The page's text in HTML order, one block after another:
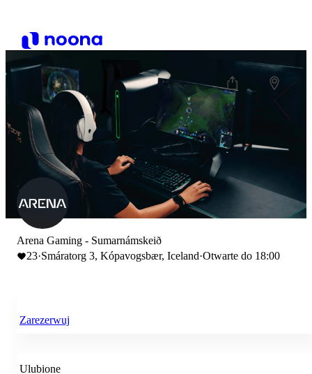
Arena Gaming - Sumarnámskeið
23·Smáratorg 3, Kópavogsbær, Iceland·Otwarte do 18:00
Zarezerwuj
Ulubione